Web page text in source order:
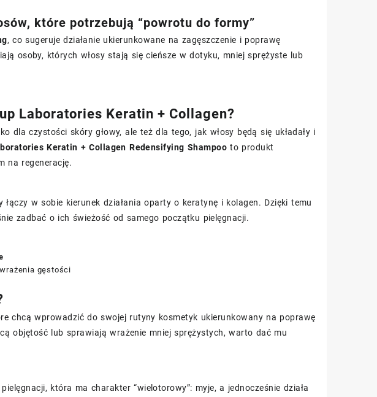
które potrzebują “powrotu do formy”
, co sugeruje działanie ukierunkowane na zagęszczenie i poprawę
osoby, których włosy stają się cieńsze w dotyku, mniej sprężyste lub
Laboratories Keratin + Collagen?
dla czystości skóry głowy, ale też dla tego, jak włosy będą się układały i
Keratin + Collagen Redensifying Shampoo to produkt
na regenerację.
w sobie kierunek działania oparty o keratynę i kolagen. Dzięki temu
zadbać o ich świeżość od samego początku pielęgnacji.
gęstości
chcą wprowadzić do swojej rutyny kosmetyk ukierunkowany na poprawę
objętość lub sprawiają wrażenie mniej sprężystych, warto dać mu
która ma charakter “wielotorowy”: myje, a jednocześnie działa